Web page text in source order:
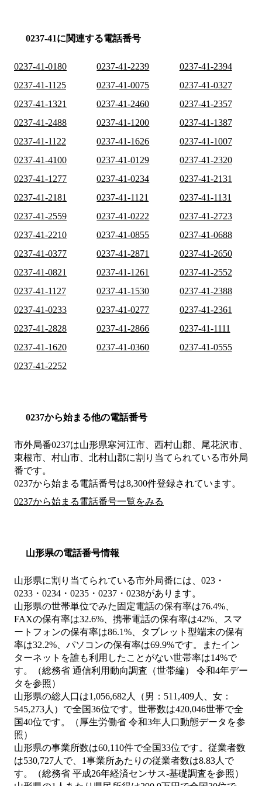
0237-41に関連する電話番号
0237-41-0180 0237-41-2239
0237-41-2394
0237-41-1125
0237-41-0075
0237-41-0327
0237-41-1321
0237-41-2460
0237-41-2357
0237-41-2488
0237-41-1200
0237-41-1387
0237-41-1122
0237-41-1626
0237-41-1007
0237-41-4100
0237-41-0129
0237-41-2320
0237-41-1277
0237-41-0234
0237-41-2131
0237-41-2181
0237-41-1121
0237-41-1131
0237-41-2559
0237-41-0222
0237-41-2723
0237-41-2210
0237-41-0855
0237-41-0688
0237-41-0377
0237-41-2871
0237-41-2650
0237-41-0821
0237-41-1261
0237-41-2552
0237-41-1127
0237-41-1530
0237-41-2388
0237-41-0233
0237-41-0277
0237-41-2361
0237-41-2828
0237-41-2866
0237-41-1111
0237-41-1620
0237-41-0360
0237-41-0555
0237-41-2252
0237から始まる他の電話番号
市外局番0237は山形県寒河江市、西村山郡、尾花沢市、
東根市、村山市、北村山郡に割り当てられている市外局
番です。
0237から始まる電話番号は8,300件登録されています。
0237から始まる電話番号一覧をみる
山形県の電話番号情報
山形県に割り当てられている市外局番には、023・
0233・0234・0235・0237・0238があります。
山形県の世帯単位でみた固定電話の保有率は76.4%、
FAXの保有率は32.6%、携帯電話の保有率は42%、スマ
ートフォンの保有率は86.1%、タブレット型端末の保有
率は32.2%、パソコンの保有率は69.9%です。またイン
ターネットを誰も利用したことがない世帯率は14%で
す。（総務省 通信利用動向調査（世帯編） 令和4年デー
タを参照）
山形県の総人口は1,056,682人（男：511,409人、女：
545,273人）で全国36位です。世帯数は420,046世帯で全
国40位です。（厚生労働省 令和3年人口動態データを参
照）
山形県の事業所数は60,110件で全国33位です。従業者数
は530,727人で、1事業所あたりの従業者数は8.83人で
す。（総務省 平成26年経済センサス‐基礎調査を参照）